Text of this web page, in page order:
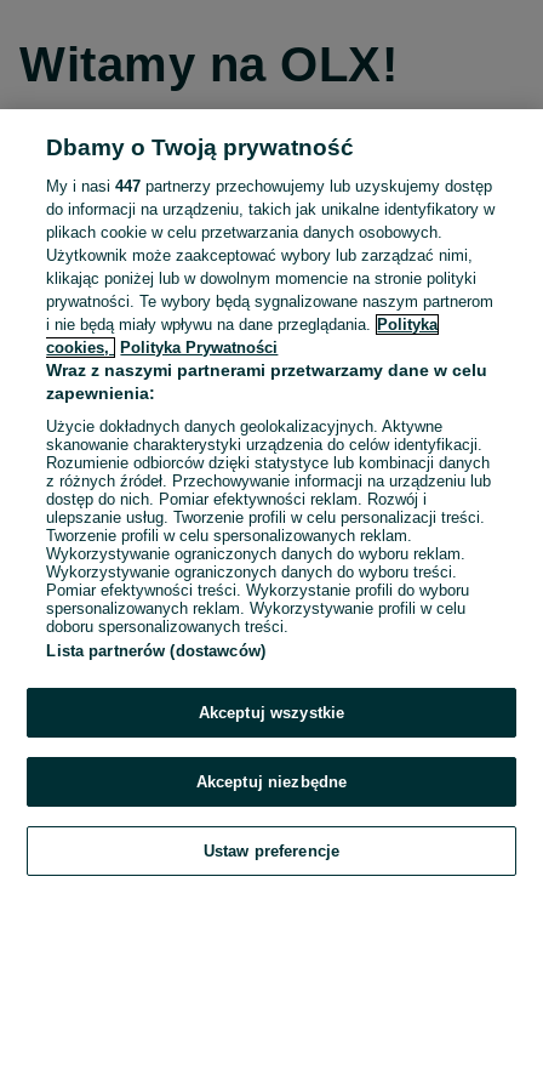
Witamy na OLX!
Kontynuuj przez Facebooka
Kontynuuj przez konto Apple
Kontynuuj przez konto Google
LUB
E-mail
Hasło
Zaloguj się
Kontynuując za pośrednictwem jednego z dostawców wskazanych powyżej,
OLX.pl w jego aktualnym brzmieniu.
Dbamy o Twoją prywatność
My i nasi447 partnerzy przechowujemy lub uzyskujemy dostęp
do informacji na urządzeniu, takich jak unikalne identyfikatory w
plikach cookie w celu przetwarzania danych osobowych.
Użytkownik może zaakceptować wybory lub zarządzać nimi,
klikając poniżej lub w dowolnym momencie na stronie polityki
prywatności. Te wybory będą sygnalizowane naszym partnerom
i nie będą miały wpływu na dane przeglądania.
Polityka
cookies,
Polityka Prywatności
Wraz z naszymi partnerami przetwarzamy dane w celu
zapewnienia:
Użycie dokładnych danych geolokalizacyjnych. Aktywne
skanowanie charakterystyki urządzenia do celów identyfikacji.
Rozumienie odbiorców dzięki statystyce lub kombinacji danych
z różnych źródeł. Przechowywanie informacji na urządzeniu lub
dostęp do nich. Pomiar efektywności reklam. Rozwój i
ulepszanie usług. Tworzenie profili w celu personalizacji treści.
Tworzenie profili w celu spersonalizowanych reklam.
Wykorzystywanie ograniczonych danych do wyboru reklam.
Wykorzystywanie ograniczonych danych do wyboru treści.
Pomiar efektywności treści. Wykorzystanie profili do wyboru
spersonalizowanych reklam. Wykorzystywanie profili w celu
doboru spersonalizowanych treści.
Lista partnerów (dostawców)
Akceptuj wszystkie
Akceptuj niezbędne
Ustaw preferencje